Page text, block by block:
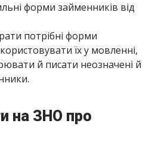
форми займенників від
потрібні форми
їх у мовленні,
й писати неозначені й
на ЗНО про